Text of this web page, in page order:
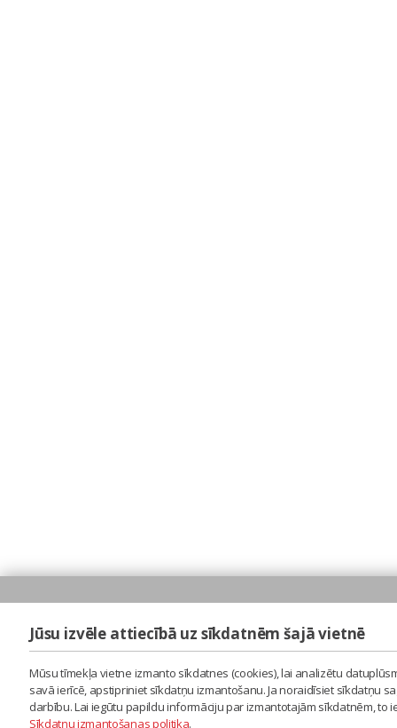
Jūsu izvēle attiecībā uz sīkdatnēm šajā vietnē
Mūsu tīmekļa vietne izmanto sīkdatnes (cookies), lai analizētu
savā ierīcē, apstipriniet sīkdatņu izmantošanu. Ja noraidīsiet sīkdatņu
darbību. Lai iegūtu papildu informāciju par izmantotajām sīkdatnēm,
Sīkdatņu izmantošanas politika.